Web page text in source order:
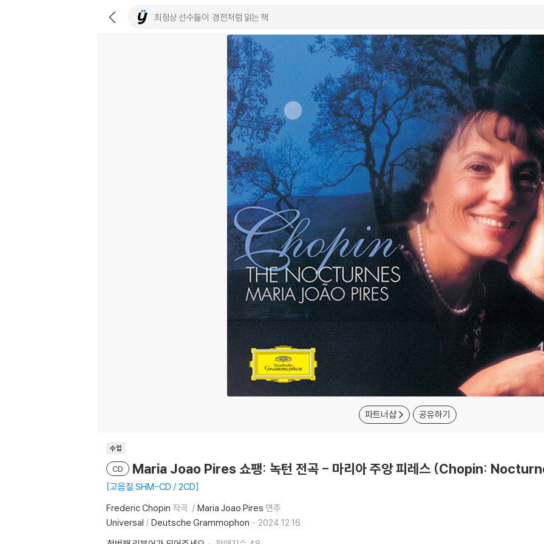
파트너샵 공유하기
수입
CD Maria Joao Pires 쇼팽: 녹턴 전곡 - 마리아 주앙 피레스 (Chopin:
고음질 SHM-CD / 2CD
Frederic Chopin 작곡 Maria Joao Pires 연주
Universal / Deutsche Grammophon
2024.12.16.